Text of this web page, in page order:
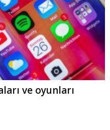
ve oyunları